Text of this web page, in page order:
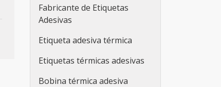
Fabricante de Etiquetas
Adesivas
Etiqueta adesiva térmica
Etiquetas térmicas adesivas
Bobina térmica adesiva